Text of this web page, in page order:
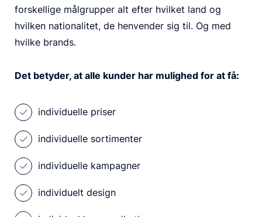
forskellige målgrupper alt efter hvilket land og
hvilken nationalitet, de henvender sig til. Og med
hvilke brands.
Det betyder, at alle kunder har mulighed for at få:
individuelle priser
individuelle sortimenter
individuelle kampagner
individuelt design